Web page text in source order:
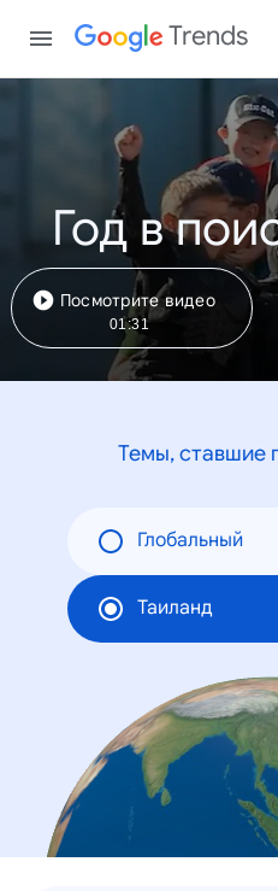
Trends
Год в
Посмотрите видео
01:31
Темы, ставшие
Глобальный
Таиланд